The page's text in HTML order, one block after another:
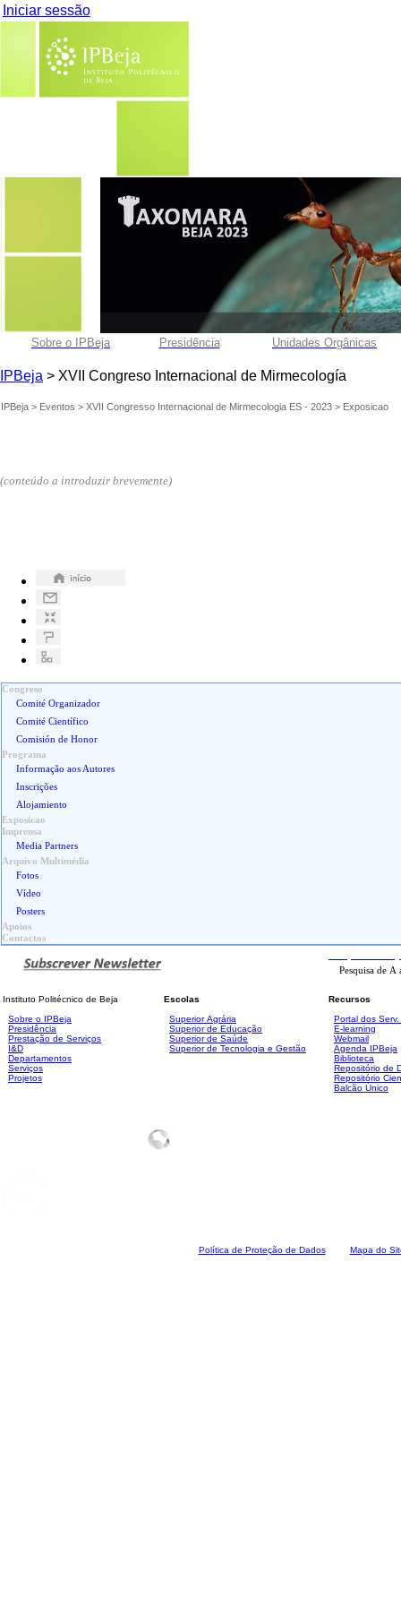
Iniciar sessão
Sobre o IPBeja Presidência Unidades Orgânicas
IPBeja > XVII Congreso Internacional de Mirmecología
IPBeja > Eventos > XVII Congresso Internacional de Mirmecologia ES - 2023 > Exposicao
(conteúdo a introduzir brevemente)
Congreso
Comité Organizador
Comité Científico
Comisión de Honor
Programa
Informação aos Autores
Inscrições
Alojamiento
Exposicao
Imprensa
Media Partners
Arquivo Multimédia
Fotos
Vídeo
Posters
Apoios
Contactos
Instituto Politécnico de Beja
Sobre o IPBeja
Presidência
Prestação de Serviços
I&D
Departamentos
Serviços
Projetos
Escolas
Superior Agrária
Superior de Educação
Superior de Saúde
Superior de Tecnologia e Gestão
Recursos
Portal dos
E-learning
Webmail
Agenda IPBeja
Biblioteca
Repositório de
Repositório
Balcão Único
Política de Proteção de Dados Mapa do